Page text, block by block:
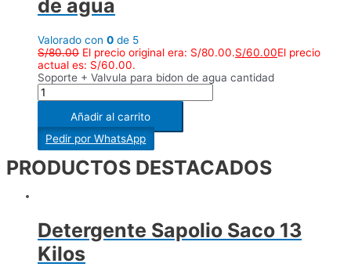
de agua
Valorado con 0 de 5
S/80.00 El precio original era: S/80.00.S/60.00El precio
actual es: S/60.00.
Soporte + Valvula para bidon de agua cantidad
Añadir al carrito
Pedir por WhatsApp
PRODUCTOS DESTACADOS
Detergente Sapolio Saco 13
Kilos